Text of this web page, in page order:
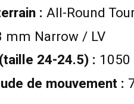
: All-Round
mm Narrow / LV
24-24.5) : 1050
de mouvement :